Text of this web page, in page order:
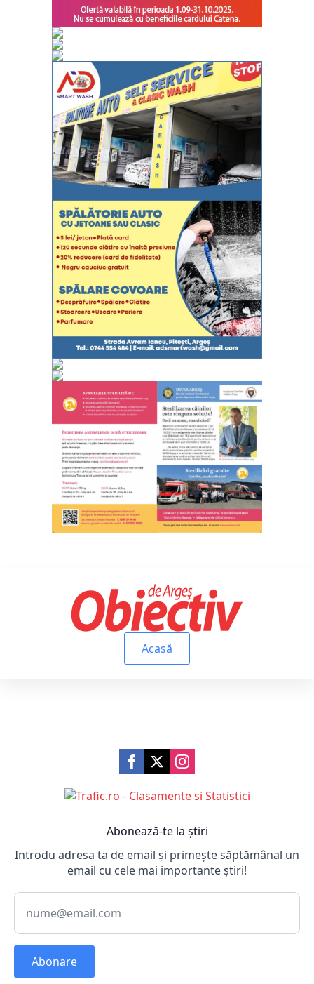
Acasă
Abonează-te la știri
Introdu adresa ta de email și primește săptămânal un
email cu cele mai importante știri!
Abonare